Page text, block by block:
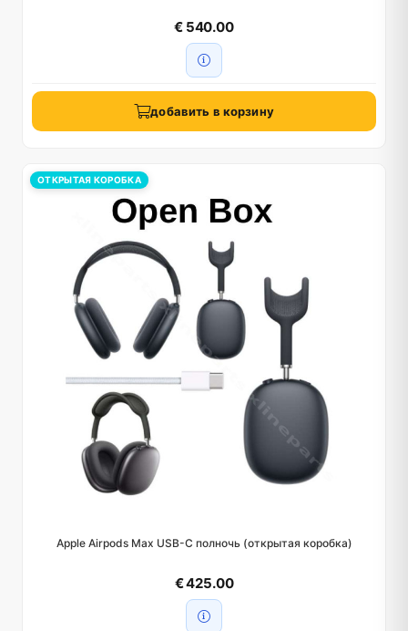
€ 540.00
добавить в корзину
ОТКРЫТАЯ КОРОБКА
Apple Airpods Max USB-C полночь (открытая коробка)
€ 425.00